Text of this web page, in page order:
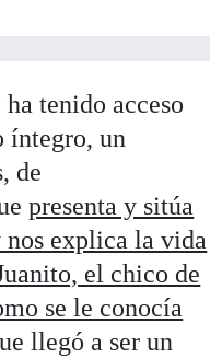
ha tenido acceso
íntegro, un
de
presenta y sitúa
nos explica la vida
el chico de
se le conocía
llegó a ser un